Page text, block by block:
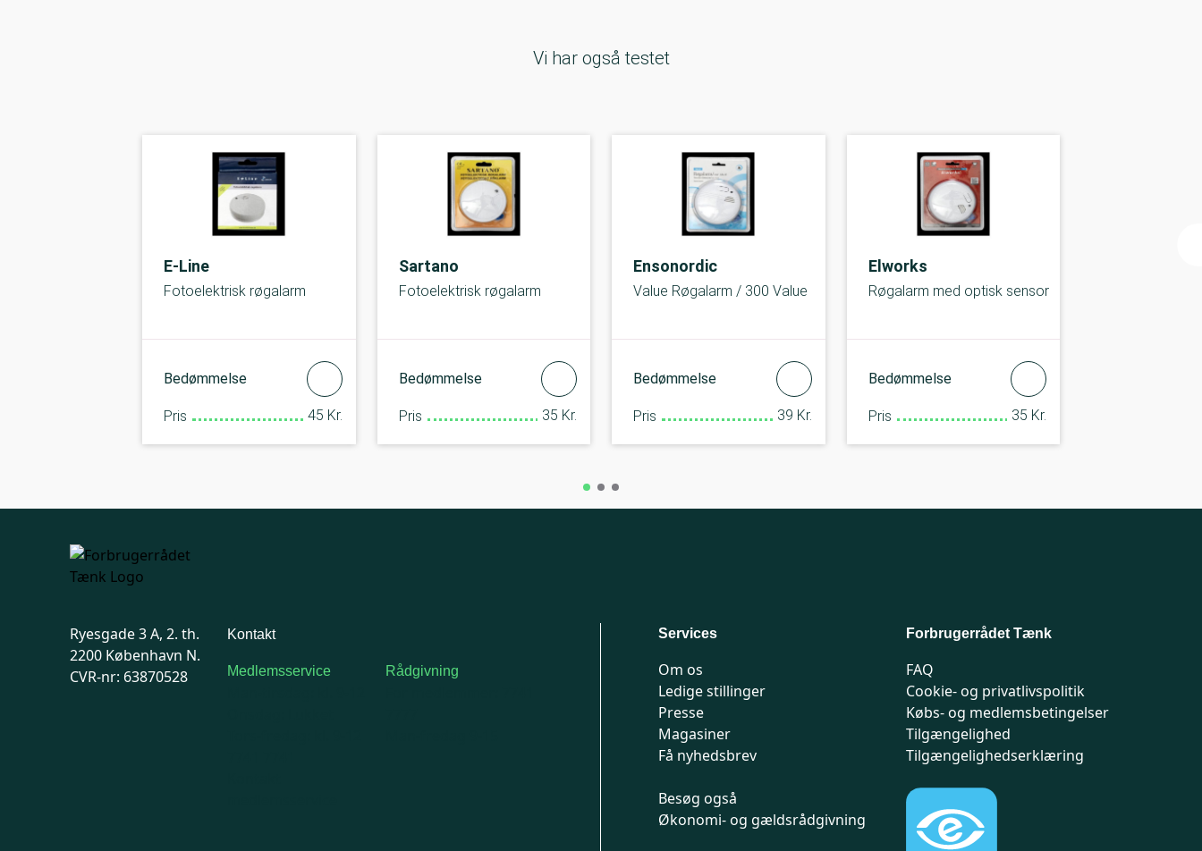
Vi har også testet
E-Line
Fotoelektrisk røgalarm
Bedømmelse
Pris 45 Kr.
Sartano
Fotoelektrisk røgalarm
Bedømmelse
Pris 35 Kr.
Ensonordic
Value Røgalarm / 300 Value
Bedømmelse
Pris 39 Kr.
Elworks
Røgalarm med optisk sensor
Bedømmelse
Pris 35 Kr.
Ryesgade 3 A, 2. th.
2200 København N.
CVR-nr: 63870528
Kontakt
Medlemsservice Rådgivning
Services
Om os
Ledige stillinger
Presse
Magasiner
Få nyhedsbrev
Besøg også
Økonomi- og gældsrådgivning
Forbrugerrådet Tænk
FAQ
Cookie- og privatlivspolitik
Købs- og medlemsbetingelser
Tilgængelighed
Tilgængelighedserklæring